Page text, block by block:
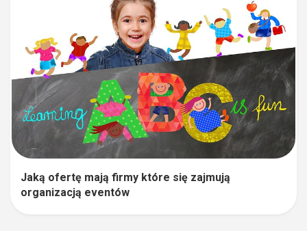
Jaką ofertę mają firmy które się zajmują
organizacją eventów